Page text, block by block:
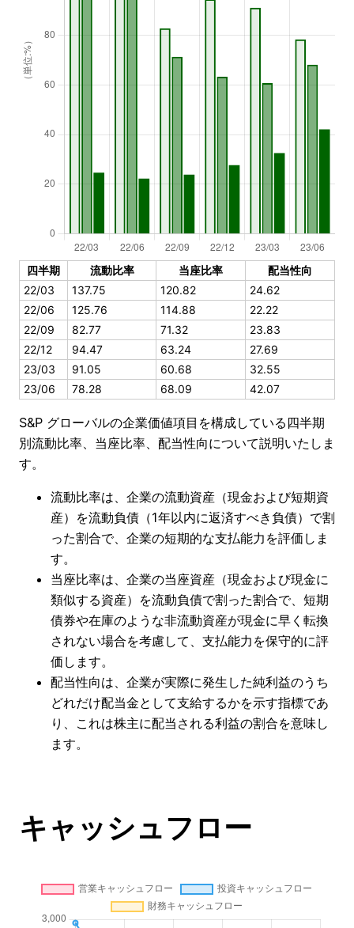
四半期 流動比率 当座比率
配当性向
22/03
137.75 120.82
24.62
22/06
125.76 114.88
22.22
22/09
82.77 71.32
23.83
22/12
94.47 63.24
27.69
23/03
91.05 60.68
32.55
23/06
78.28 68.09 42.07
S&P グローバルの企業価値項目を構成している四半期
別流動比率、当座比率、配当性向について説明いたしま
す。
流動比率は、企業の流動資産（現金および短期資
産）を流動負債（1年以内に返済すべき負債）で割
った割合で、企業の短期的な支払能力を評価しま
す。
当座比率は、企業の当座資産（現金および現金に
類似する資産）を流動負債で割った割合で、短期
債券や在庫のような非流動資産が現金に早く転換
されない場合を考慮して、支払能力を保守的に評
価します。
配当性向は、企業が実際に発生した純利益のうち
どれだけ配当金として支給するかを示す指標であ
り、これは株主に配当される利益の割合を意味し
ます。
キャッシュフロー